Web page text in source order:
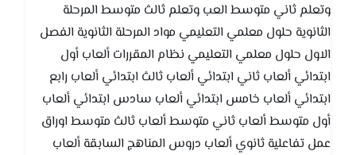
وتعلم ثاني متوسط العب وتعلم ثالث متوسط المرحلة
الثانوية حلول معلمي التعليمي مواد المرحلة الثانوية الفصل
الاول حلول معلمي التعليمي نظام المقررات ألعاب أول
ابتدائي ألعاب ثاني ابتدائي ألعاب ثالث ابتدائي ألعاب رابع
ابتدائي ألعاب خامس ابتدائي ألعاب سادس ابتدائي ألعاب
أول متوسط ألعاب ثاني متوسط ألعاب ثالث متوسط اوراق
عمل تفاعلية ثانوي ألعاب دروس المناهج السابقة ألعاب